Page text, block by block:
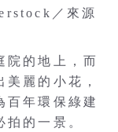
／來源
院的地上，而
麗的小花，
百年環保綠建
的一景。